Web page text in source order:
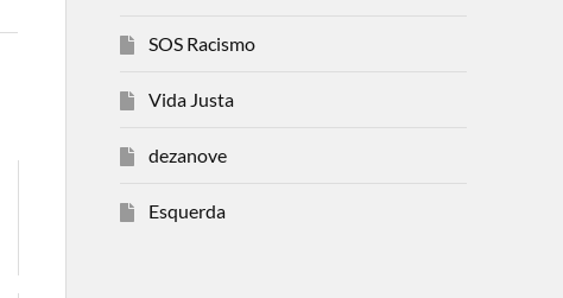
SOS Racismo
Vida Justa
dezanove
Esquerda